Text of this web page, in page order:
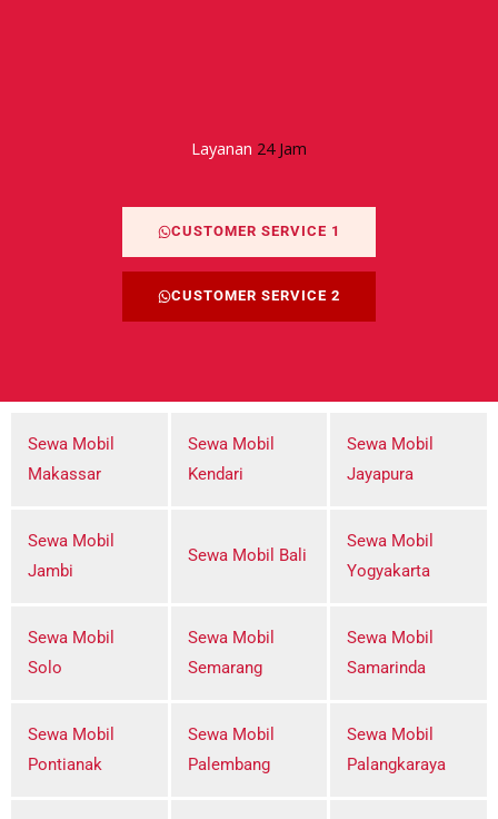
Layanan 24 Jam
CUSTOMER SERVICE 1
CUSTOMER SERVICE 2
Sewa Mobil
Makassar
Sewa Mobil
Kendari
Sewa Mobil
Jayapura
Sewa Mobil
Jambi
Sewa Mobil Bali
Sewa Mobil
Yogyakarta
Sewa Mobil
Solo
Sewa Mobil
Semarang
Sewa Mobil
Samarinda
Sewa Mobil
Pontianak
Sewa Mobil
Palembang
Sewa Mobil
Palangkaraya